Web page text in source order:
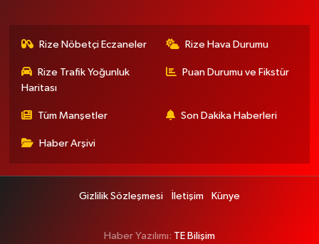
Rize Nöbetçi Eczaneler Rize Hava Durumu
Rize Trafik Yoğunluk
Haritası
Puan Durumu ve Fikstür
Tüm Manşetler Son Dakika Haberleri
Haber Arşivi
Gizlilik Sözleşmesi İletişim Künye
Haber Yazılımı: TE Bilişim